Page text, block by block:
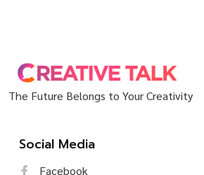
The Future Belongs to Your Creativity
Social Media
Facebook